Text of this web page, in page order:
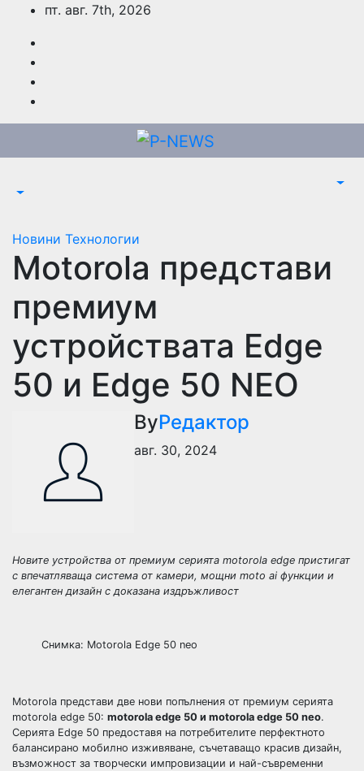
content
пт. авг. 7th, 2026
Новини Технологии
Motorola представи
премиум
устройствата Edge
50 и Edge 50 NEO
ByРедактор
авг. 30, 2024
Новите устройства от премиум серията motorola edge пристигат
с впечатляваща система от камери, мощни moto ai функции и
елегантен дизайн с доказана издръжливост
Снимка: Motorola Edge 50 neo
Motorola представи две нови попълнения от премиум серията
motorola edge 50: motorola edge 50 и motorola edge 50 neo.
Серията Edge 50 предоставя на потребителите перфектното
балансирано мобилно изживяване, съчетаващо красив дизайн,
възможност за творчески импровизации и най-съвременни